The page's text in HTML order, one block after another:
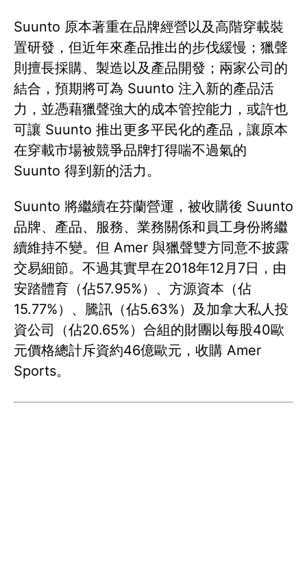
Suunto 原本著重在品牌經營以及高階穿載裝
置研發，但近年來產品推出的步伐緩慢；獵聲
則擅長採購、製造以及產品開發；兩家公司的
結合，預期將可為 Suunto 注入新的產品活
力，並憑藉獵聲強大的成本管控能力，或許也
可讓 Suunto 推出更多平民化的產品，讓原本
在穿載市場被競爭品牌打得喘不過氣的
Suunto 得到新的活力。
Suunto 將繼續在芬蘭營運，被收購後 Suunto
品牌、產品、服務、業務關係和員工身份將繼
續維持不變。但 Amer 與獵聲雙方同意不披露
交易細節。不過其實早在2018年12月7日，由
安踏體育（佔57.95%）、方源資本（佔
15.77%）、騰訊（佔5.63%）及加拿大私人投
資公司（佔20.65%）合組的財團以每股40歐
元價格總計斥資約46億歐元，收購 Amer
Sports。